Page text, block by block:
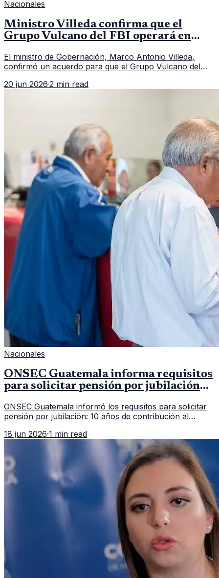
Nacionales
Ministro Villeda confirma que el
Grupo Vulcano del FBI operará en
El ministro de Gobernación, Marco Antonio Villeda,
confirmó un acuerdo para que el Grupo Vulcano del
fallido con la administración anterior del Ministerio
20 jun 2026·2 min read
Nacionales
ONSEC Guatemala informa requisitos
para solicitar pensión por jubilación
ONSEC Guatemala informó los requisitos para solicitar
pensión por jubilación: 10 años de contribución al
importar edad.
18 jun 2026·1 min read